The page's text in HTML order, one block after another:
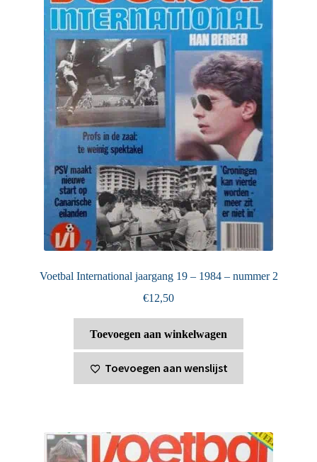
Voetbal International jaargang 19 – 1984 – nummer 2
€12,50
Toevoegen aan winkelwagen
Toevoegen aan wenslijst